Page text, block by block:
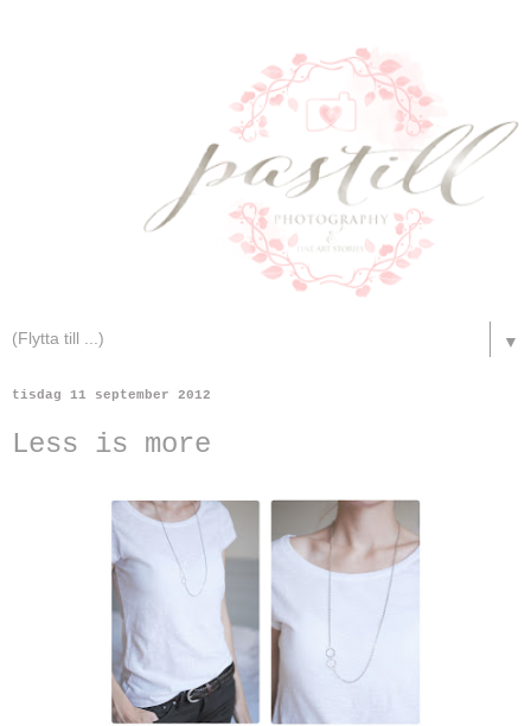
▼
tisdag 11 september 2012
Less is more